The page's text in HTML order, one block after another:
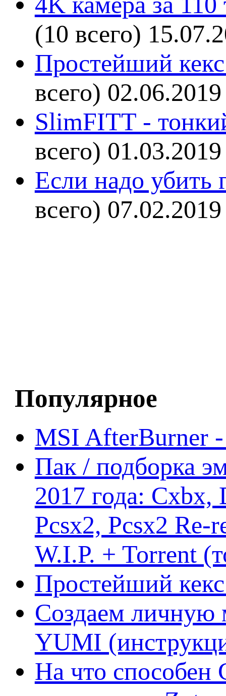
(10 всего)
Простейший кекс
всего) 02.06.2019
SlimFITT -
всего) 01.03.2019
Если надо убить
всего) 07.02.2019
Популярное
MSI AfterBurner
Пак / подборка
2017 года:
Pcsx2, Pcsx2
W.I.P. + Torrent
Простейший кекс
Создаем личную
YUMI
На что способен